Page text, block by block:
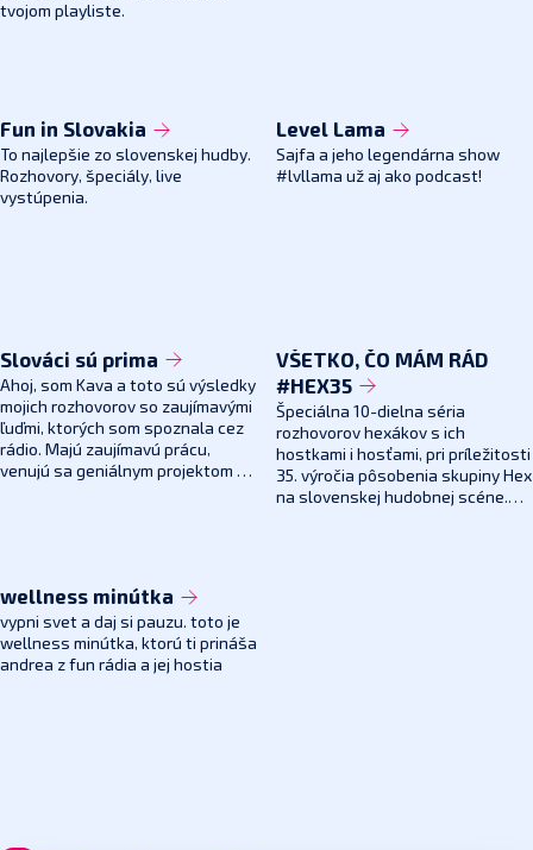
tvojom playliste.
Fun in Slovakia
To najlepšie zo slovenskej hudby.
Rozhovory, špeciály, live
vystúpenia.
Level Lama
Sajfa a jeho legendárna show
#lvllama už aj ako podcast!
Slováci sú prima
Ahoj, som Kava a toto sú výsledky
mojich rozhovorov so zaujímavými
ľuďmi, ktorých som spoznala cez
rádio. Majú zaujímavú prácu,
venujú sa geniálnym projektom a
VŠETKO, ČO MÁM RÁD
#HEX35
Špeciálna 10-dielna séria
rozhovorov hexákov s ich
hostkami i hosťami, pri príležitosti
35. výročia pôsobenia skupiny Hex
na slovenskej hudobnej scéne.
wellness minútka
vypni svet a daj si pauzu. toto je
wellness minútka, ktorú ti prináša
andrea z fun rádia a jej hostia